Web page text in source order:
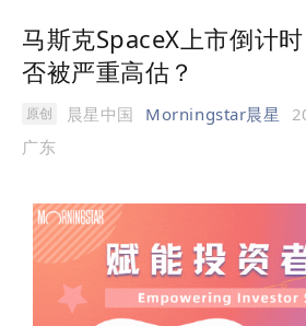
马斯克SpaceX上市倒计
否被严重高估？
原创 晨星中国 Morningstar晨星
广东